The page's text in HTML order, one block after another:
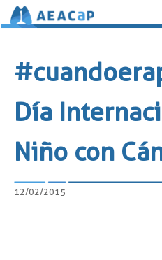
contenido
Día
Niño con
12/02/2015